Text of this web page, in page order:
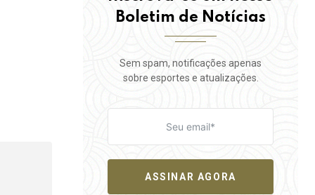
Boletim de Notícias
Sem spam, notificações apenas
sobre esportes e atualizações.
ASSINAR AGORA